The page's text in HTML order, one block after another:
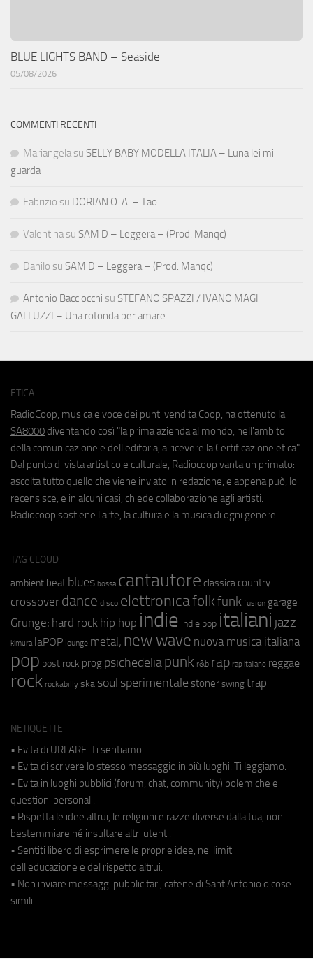
BLUE LIGHTS BAND – Seaside
05/08/2026
COMMENTI RECENTI
Mariangela su SELLY BABY MODELLA ITALIA – Luna lei mi
guarda
Fabrizio su DORIAN O. A. – Tao
Valentina su SAM D – Leggera – (Prod. Manqc)
Danilo su SAM D – Leggera – (Prod. Manqc)
Antonio Bacciocchi su STEFANO SPAZZI / IVANO MAGI
GALLUZZI – Una rotonda per amare
ETICA
RadioCoop, musica e voce dei punti vendita Coop, ha ottenuto la
SA8000 diventando così "la prima azienda al mondo, nell'ambito
della comunicazione e dell'editoria, a ricevere la Certificazione etica".
Dal punto di vista artistico e culturale, Radiocoop vanta un primato:
ascolta tutto quello che viene inviato in redazione, e appena può, lo
recensisce, e in alcuni casi, chiede collaborazione agli artisti.
Radiocoop sostiene l'arte, la cultura e la musica di ogni genere.
TAG CLOUD
ambient beat blues bossa cantautore classica country
crossover dance disco elettronicafolkfunk fusion garage
Grunge; hard rock hip hop indie indie pop italiani jazz
kimura laPOP lounge metal; new wave nuova musica italiana
pop post rock prog psichedeliapunk r&b rap rap italiano reggae
rock rockabilly ska soul sperimentale stoner swing trap
NETIQUETTE
• Evita di URLARE. Ti sentiamo.
• Evita di scrivere lo stesso messaggio in più luoghi. Ti leggiamo.
• Evita in luoghi pubblici (forum, chat, community) polemiche e
questioni personali.
• Rispetta le idee altrui, le religioni e razze diverse dalla tua, non
bestemmiare né insultare altri utenti.
• Sentiti libero di esprimere le proprie idee, nei limiti
dell'educazione e del rispetto altrui.
• Non inviare messaggi pubblicitari, catene di Sant'Antonio o cose
simili.